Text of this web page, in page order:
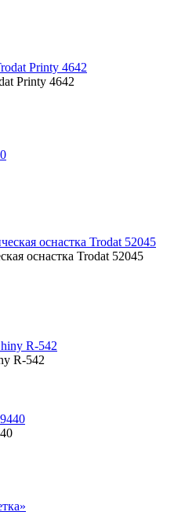
Printy 4642
оснастка Trodat 52045
R-542